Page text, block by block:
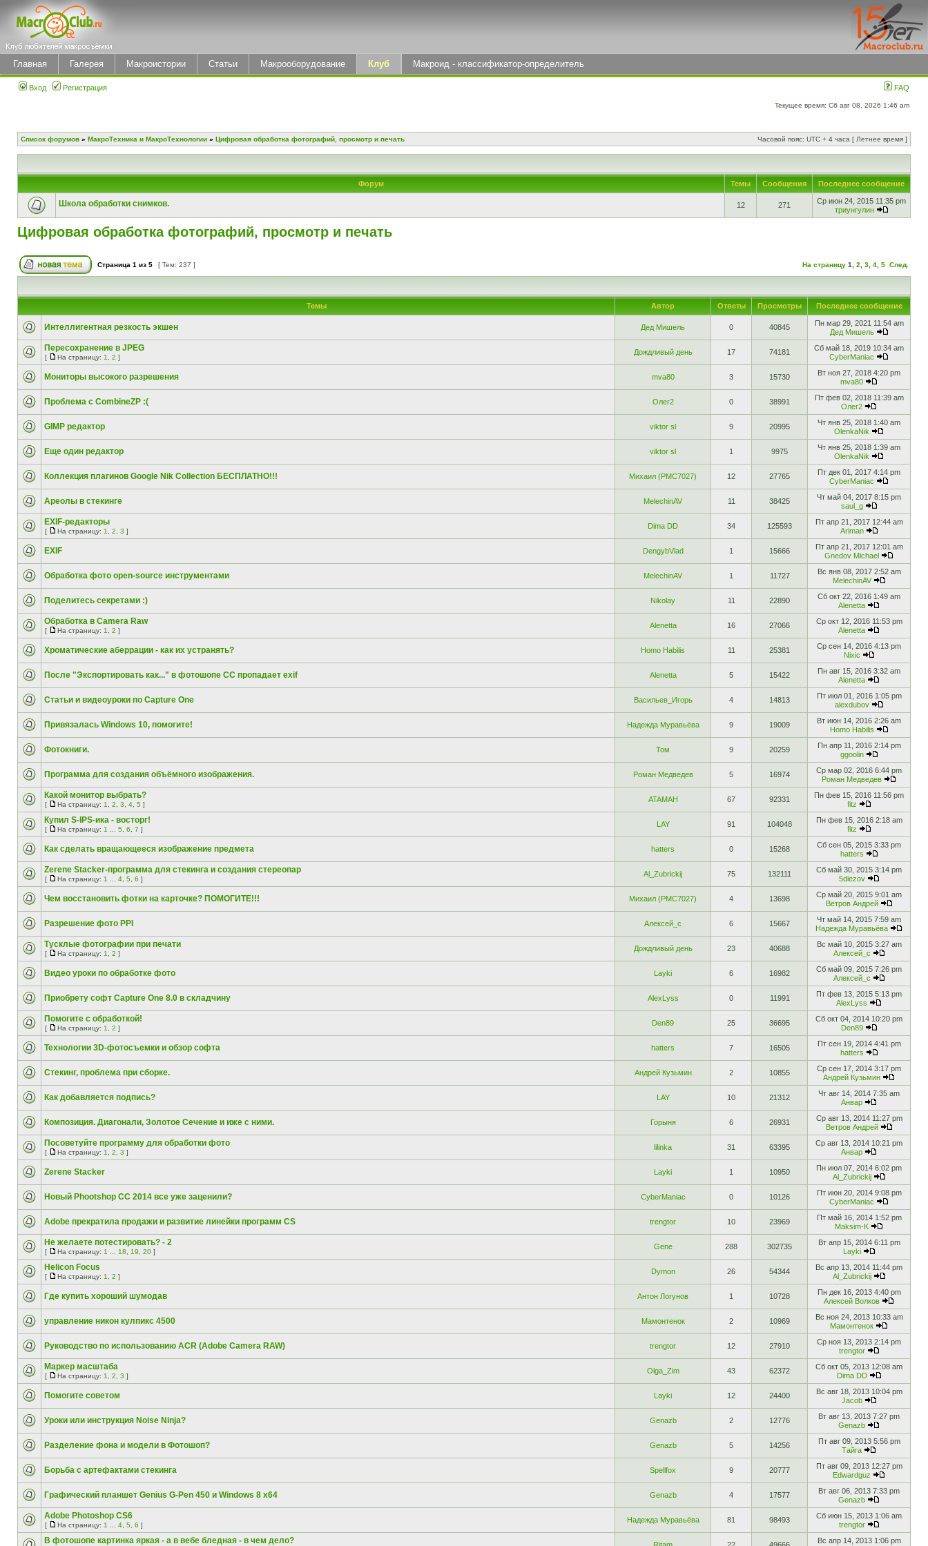
Главная Галерея Макроистории Статьи Макрооборудование Клуб Макроид - классификатор-определитель
Вход Регистрация FAQ
Текущее время: Сб авг 08, 2026 1:46 am
Список форумов » МакроТехника и МакроТехнологии » Цифровая обработка фотографий, просмотр и печать Часовой пояс: UTC + 4 часа [ Летнее время ]
Форум Темы Сообщения Последнее сообщение
Школа обработки снимков. 12 271
Ср июн 24, 2015 11:35 pm
триунгулин
Цифровая обработка фотографий, просмотр и печать
Страница 1 из 5 [ Тем: 237 ] На страницу 1 2 3 4 5 След.
Темы Автор Ответы Просмотры Последнее сообщение
Интеллигентная резкость экшен Дед Мишель 0 40845
Пн мар 29, 2021 11:54 am
Дед Мишель
Пересохранение в JPEG
[ На страницу: 1 2 ]
Дождливый день 17 74181
Сб май 18, 2019 10:34 am
CyberManiac
Мониторы высокого разрешения mva80 3 15730
Вт ноя 27, 2018 4:20 pm
mva80
Проблема с CombineZP :( Олег2 0 38991
Пт фев 02, 2018 11:39 am
Олег2
GIMP редактор viktor sl 9 20995
Чт янв 25, 2018 1:40 am
OlenkaNik
Еще один редактор viktor sl 1 9975
Чт янв 25, 2018 1:39 am
OlenkaNik
Коллекция плагинов Google Nik Collection БЕСПЛАТНО!!! Михаил (РМС7027) 12 27765
Пт дек 01, 2017 4:14 pm
CyberManiac
Ареолы в стекинге MelechinAV 11 38425
Чт май 04, 2017 8:15 pm
saul_g
EXIF-редакторы
[ На страницу: 1 2 3 ]
Dima DD 34 125593
Пт апр 21, 2017 12:44 am
Ariman
EXIF DengybVlad 1 15666
Пт апр 21, 2017 12:01 am
Gnedov Michael
Обработка фото open-source инструментами MelechinAV 1 11727
Вс янв 08, 2017 2:52 am
MelechinAV
Поделитесь секретами :) Nikolay 11 22890
Сб окт 22, 2016 1:49 am
Alenetta
Обработка в Camera Raw
[ На страницу: 1 2 ]
Alenetta 16 27066
Ср окт 12, 2016 11:53 pm
Alenetta
Хроматические аберрации - как их устранять? Homo Habilis 11 25381
Ср сен 14, 2016 4:13 pm
Nixic
После "Экспортировать как..." в фотошопе СС пропадает exif Alenetta 5 15422
Пн авг 15, 2016 3:32 am
Alenetta
Статьи и видеоуроки по Capture One Васильев_Игорь 4 14813
Пт июл 01, 2016 1:05 pm
alexdubov
Привязалась Windows 10, помогите! Надежда Муравьёва 9 19009
Вт июн 14, 2016 2:26 am
Homo Habilis
Фотокниги. Том 9 20259
Пн апр 11, 2016 2:14 pm
ggoolin
Программа для создания объёмного изображения. Роман Медведев 5 16974
Ср мар 02, 2016 6:44 pm
Роман Медведев
Какой монитор выбрать?
[ На страницу: 1 2 3 4 5 ]
ATAMAH 67 92331
Пн фев 15, 2016 11:56 pm
fitz
Купил S-IPS-ика - восторг!
[ На страницу: 1 5 6 7 ]
LAY 91 104048
Пн фев 15, 2016 2:18 am
fitz
Как сделать вращающееся изображение предмета hatters 0 15268
Сб сен 05, 2015 3:33 pm
hatters
Zerene Stacker-программа для стекинга и создания стереопар
[ На страницу: 1 4 5 6 ]
Al_Zubrickij 75 132111
Сб май 30, 2015 3:14 pm
5diezov
Чем восстановить фотки на карточке? ПОМОГИТЕ!!! Михаил (РМС7027) 4 13698
Ср май 20, 2015 9:01 am
Ветров Андрей
Разрешение фото PPI Алексей_с 6 15667
Чт май 14, 2015 7:59 am
Надежда Муравьёва
Тусклые фотографии при печати
[ На страницу: 1 2 ]
Дождливый день 23 40688
Вс май 10, 2015 3:27 am
Алексей_с
Видео уроки по обработке фото Layki 6 16982
Сб май 09, 2015 7:26 pm
Алексей_с
Приобрету софт Capture One 8.0 в складчину AlexLyss 0 11991
Пт фев 13, 2015 5:13 pm
AlexLyss
Помогите с обработкой!
[ На страницу: 1 2 ]
Den89 25 36695
Сб окт 04, 2014 10:20 pm
Den89
Технологии 3D-фотосъемки и обзор софта hatters 7 16505
Пт сен 19, 2014 4:41 pm
hatters
Стекинг, проблема при сборке. Андрей Кузьмин 2 10855
Ср сен 17, 2014 3:17 pm
Андрей Кузьмин
Как добавляется подпись? LAY 10 21312
Чт авг 14, 2014 7:35 am
Анвар
Композиция. Диагонали, Золотое Сечение и иже с ними. Горыня 6 26931
Ср авг 13, 2014 11:27 pm
Ветров Андрей
Посоветуйте программу для обработки фото
[ На страницу: 1 2 3 ]
lilinka 31 63395
Ср авг 13, 2014 10:21 pm
Анвар
Zerene Stacker Layki 1 10950
Пн июл 07, 2014 6:02 pm
Al_Zubrickij
Новый Phootshop CC 2014 все уже заценили? CyberManiac 0 10126
Пт июн 20, 2014 9:08 pm
CyberManiac
Adobe прекратила продажи и развитие линейки программ CS trengtor 10 23969
Пт май 16, 2014 1:52 pm
Maksim-K
Не желаете потестировать? - 2
[ На страницу: 1 18 19 20 ]
Gene 288 302735
Вт апр 15, 2014 6:11 pm
Layki
Helicon Focus
[ На страницу: 1 2 ]
Dymon 26 54344
Вс апр 13, 2014 11:44 pm
Al_Zubrickij
Где купить хороший шумодав Антон Логунов 1 10728
Пн дек 16, 2013 4:40 pm
Алексей Волков
управление никон кулпикс 4500 Мамонтенок 2 10969
Вс ноя 24, 2013 10:33 am
Мамонтенок
Руководство по использованию ACR (Adobe Camera RAW) trengtor 12 27910
Ср ноя 13, 2013 2:14 pm
trengtor
Маркер масштаба
[ На страницу: 1 2 3 ]
Olga_Zim 43 62372
Сб окт 05, 2013 12:08 am
Dima DD
Помогите советом Layki 12 24400
Вс авг 18, 2013 10:04 pm
Jacob
Уроки или инструкция Noise Ninja? Genazb 2 12776
Вт авг 13, 2013 7:27 pm
Genazb
Разделение фона и модели в Фотошоп? Genazb 5 14256
Пт авг 09, 2013 5:56 pm
Тайга
Борьба с артефактами стекинга Spellfox 9 20777
Пт авг 09, 2013 12:27 pm
Edwardguz
Графический планшет Genius G-Pen 450 и Windows 8 х64 Genazb 4 17577
Вт авг 06, 2013 7:33 pm
Genazb
Adobe Photoshop CS6
[ На страницу: 1 4 5 6 ]
Надежда Муравьёва 81 98493
Сб июн 15, 2013 1:06 am
trengtor
В фотошопе картинка яркая - а в вебе бледная - в чем дело?
Вс апр 14, 2013 1:06 pm